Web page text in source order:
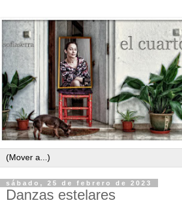
sábado, 25 de febrero de 2023
Danzas estelares